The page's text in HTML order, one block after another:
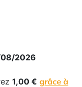
08/2026
1,00 € grâce à